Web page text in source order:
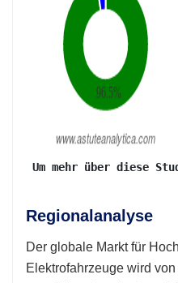
Um mehr über diese
Regionalanalyse
Der globale Markt für
Elektrofahrzeuge wird